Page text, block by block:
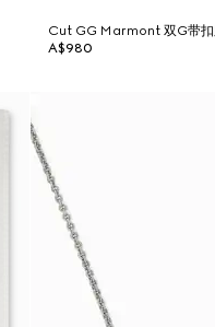
Cut GG Marmont 双G带扣
A$980